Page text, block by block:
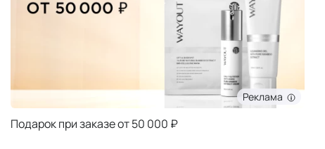
Реклама
Подарок при заказе от 50 000 ₽